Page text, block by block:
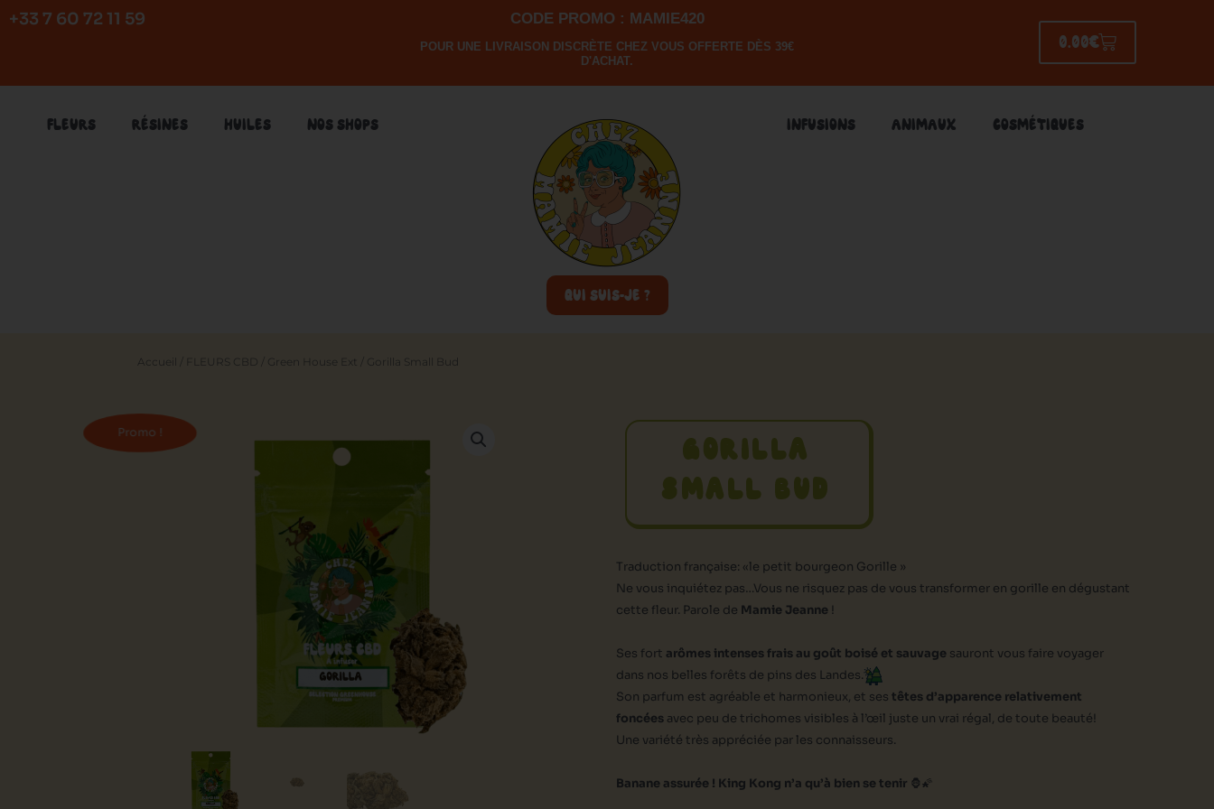
Aller
+33 7 60 72 11 59 CODE PROMO : MAMIE420
POUR UNE LIVRAISON DISCRÈTE CHEZ VOUS OFFERTE DÈS 39€
D'ACHAT.
0.00€PANIER
FLEURS RÉSINES HUILES NOS SHOPS
QUI SUIS-JE ?
INFUSIONS ANIMAUX COSMÉTIQUES
Accueil FLEURS CBD Green House Ext / Gorilla Small Bud
Promo !
GORILLA
SMALL BUD
Traduction française: «le petit bourgeon Gorille »
Ne vous inquiétez pas…Vous ne risquez pas de vous transformer en gorille en dégustant
cette fleur. Parole de Mamie Jeanne !
Ses fort arômes intenses frais au goût boisé et sauvage sauront vous faire voyager
dans nos belles forêts de pins des Landes.
Son parfum est agréable et harmonieux, et ses têtes d’apparence relativement
foncées avec peu de trichomes visibles à l’œil juste un vrai régal, de toute beauté!
Une variété très appréciée par les connaisseurs.
Banane assurée ! King Kong n’a qu’à bien se tenir 🦍🌠